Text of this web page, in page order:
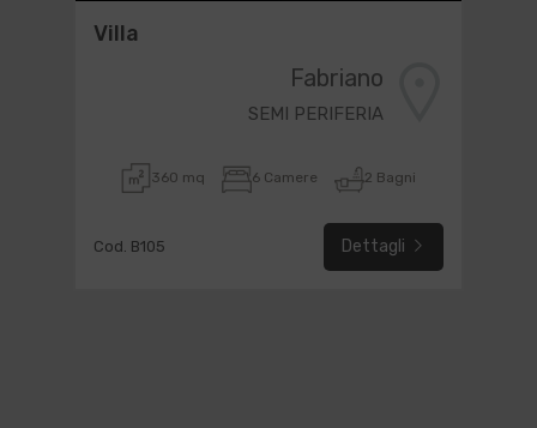
Villa
Fabriano
SEMI PERIFERIA
360 mq 6 Camere 2 Bagni
Cod. B105 Dettagli